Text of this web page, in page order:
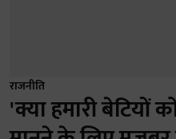
राजनीति
'क्या हमारी बेटियों